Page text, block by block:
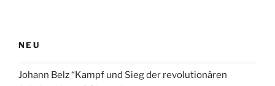
NEU
Johann Belz “Kampf und Sieg der revolutionären